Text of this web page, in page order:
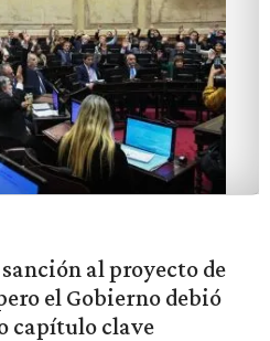
al proyecto de
el Gobierno debió
capítulo clave